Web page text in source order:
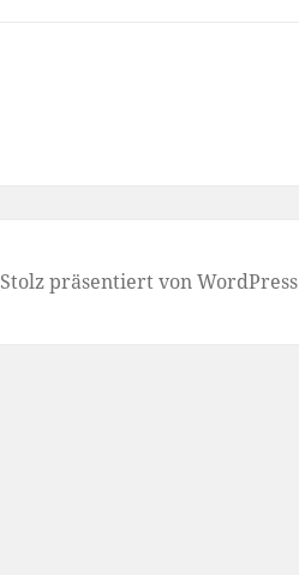
Stolz präsentiert von WordPress